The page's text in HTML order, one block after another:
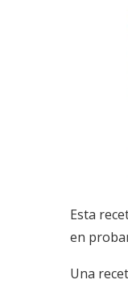
Esta
en
Una